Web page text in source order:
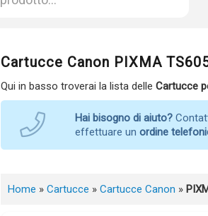
Cartucce Canon PIXMA
Qui in basso troverai la lista delle Cartucce
Hai bisogno di aiuto?
effettuare un ordine
Home » Cartucce » Cartucce Canon »